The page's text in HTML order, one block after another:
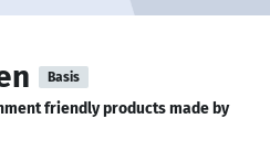
Basis
friendly products made by